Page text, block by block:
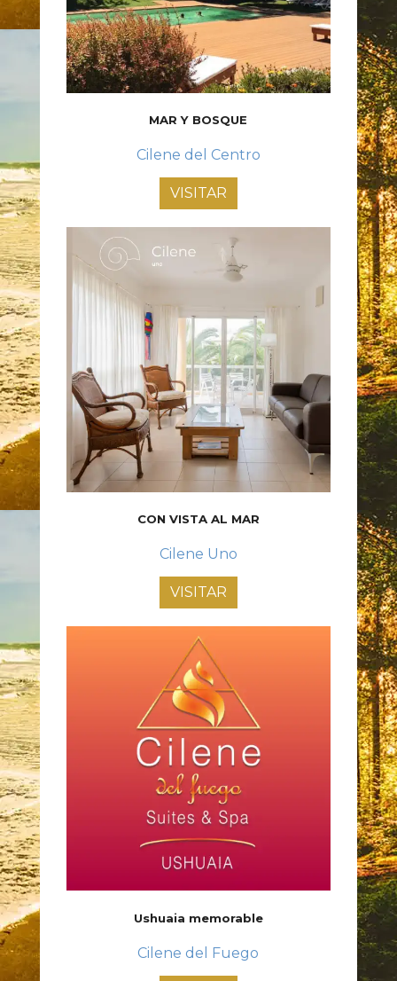
MAR Y BOSQUE
Cilene del Centro
VISITAR
CON VISTA AL MAR
Cilene Uno
VISITAR
Ushuaia memorable
Cilene del Fuego